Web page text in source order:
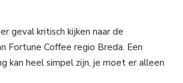
geval kritisch kijken naar de
Fortune Coffee regio Breda. Een
kan heel simpel zijn, je moet er alleen